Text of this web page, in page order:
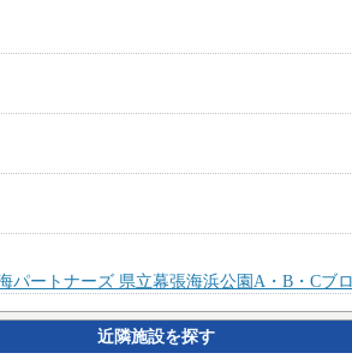
パートナーズ 県立幕張海浜公園A・B・Cブ
近隣施設を探す